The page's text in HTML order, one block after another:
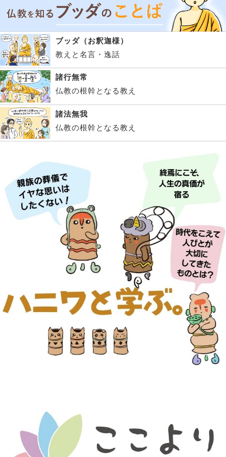
ブッダ（お釈迦様）
教えと名言・逸話
諸行無常
仏教の根幹となる教え
諸法無我
仏教の根幹となる教え